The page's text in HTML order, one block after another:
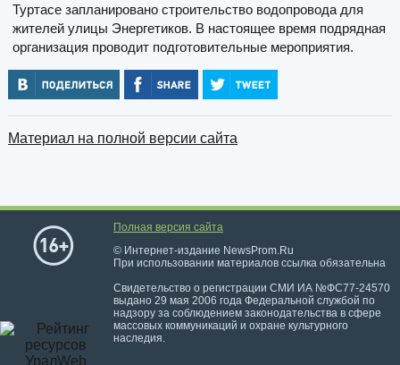
Туртасе запланировано строительство водопровода для
жителей улицы Энергетиков. В настоящее время подрядная
организация проводит подготовительные мероприятия.
Материал на полной версии сайта
Полная версия сайта
© Интернет-издание NewsProm.Ru
При использовании материалов ссылка обязательна
Свидетельство о регистрации СМИ ИА №ФС77-24570
выдано 29 мая 2006 года Федеральной службой по
надзору за соблюдением законодательства в сфере
массовых коммуникаций и охране культурного
наследия.